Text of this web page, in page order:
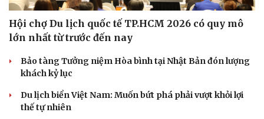
Văn hóa
Sân khấu - Điện ảnh
Văn học
Di sản
Nghệ sĩ
Thời trang
Hội chợ Du lịch quốc tế TP.HCM 2026 có quy mô
lớn nhất từ trước đến nay
Bảo tàng Tưởng niệm Hòa bình tại Nhật Bản đón lượng
khách kỷ lục
Du lịch biển Việt Nam: Muốn bứt phá phải vượt khỏi lợi
thế tự nhiên